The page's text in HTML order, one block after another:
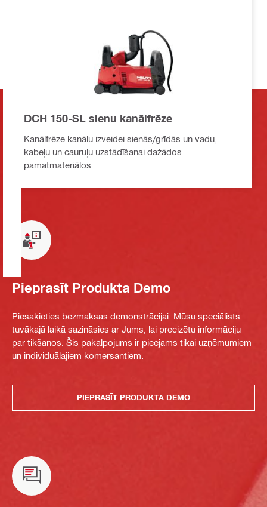
DCH 150-SL sienu kanālfrēze
Kanālfrēze kanālu izveidei sienās/grīdās un vadu,
kabeļu un cauruļu uzstādīšanai dažādos
pamatmateriālos
Pieprasīt Produkta Demo
Piesakieties bezmaksas demonstrācijai. Mūsu speciālists
tuvākajā laikā sazināsies ar Jums, lai precizētu informāciju
par tikšanos. Šis pakalpojums ir pieejams tikai uzņēmumiem
un individuālajiem komersantiem.
PIEPRASĪT PRODUKTA DEMO